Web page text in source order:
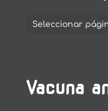
Seleccionar
Vacuna